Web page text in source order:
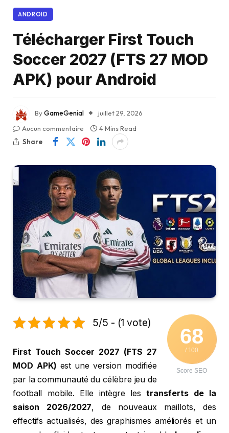
ANDROID
Télécharger First Touch
Soccer 2027 (FTS 27 MOD
APK) pour Android
ByGameGenial
juillet 29, 2026
Aucun commentaire
4 Mins Read
Share
68
/ 100
Score SEO
5/5 - (1 vote)
First Touch Soccer 2027 (FTS 27
MOD APK) est une version modifiée
par la communauté du célèbre jeu de
football mobile. Elle intègre lestransferts de la
saison 2026/2027, de nouveaux maillots, des
effectifs actualisés, des graphismes améliorés et un